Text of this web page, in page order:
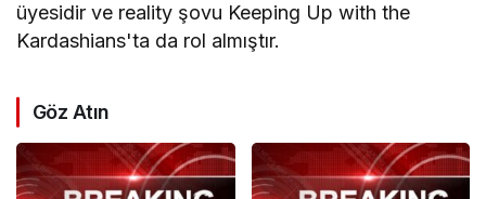
üyesidir ve reality şovu Keeping Up with the
Kardashians'ta da rol almıştır.
Göz Atın